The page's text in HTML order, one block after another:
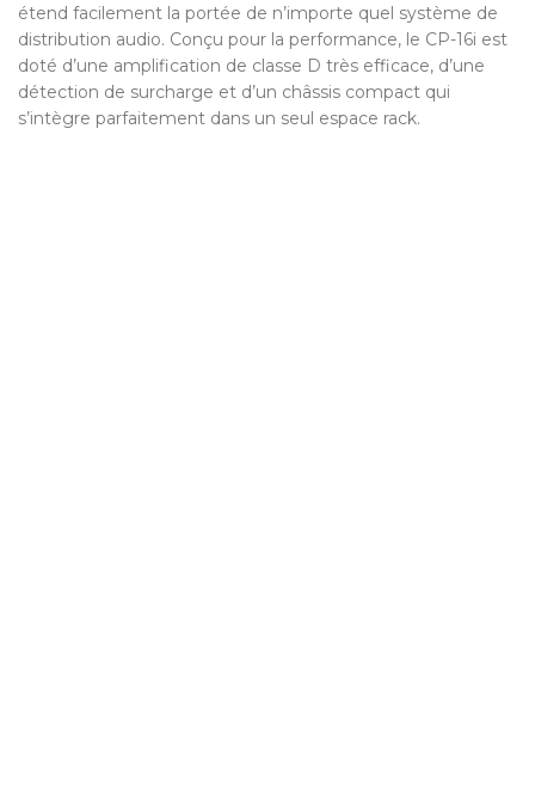
étend facilement la portée de n’importe quel système de
distribution audio. Conçu pour la performance, le CP-16i est
doté d’une amplification de classe D très efficace, d’une
détection de surcharge et d’un châssis compact qui
s’intègre parfaitement dans un seul espace rack.